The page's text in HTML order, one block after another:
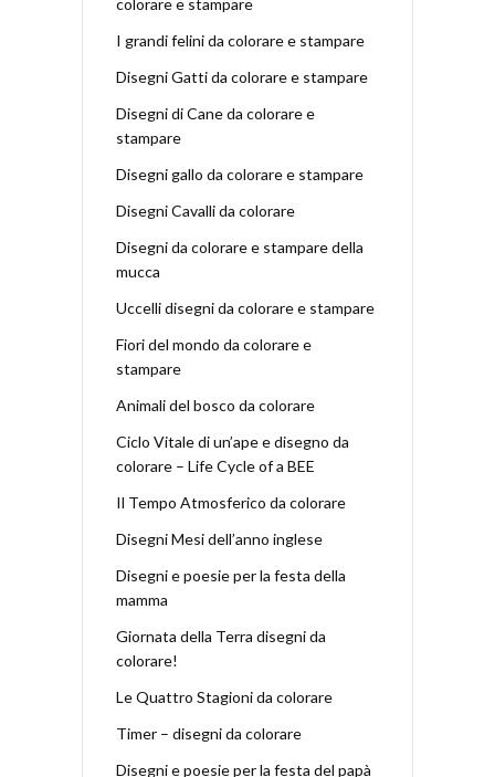
colorare e stampare
I grandi felini da colorare e stampare
Disegni Gatti da colorare e stampare
Disegni di Cane da colorare e
stampare
Disegni gallo da colorare e stampare
Disegni Cavalli da colorare
Disegni da colorare e stampare della
mucca
Uccelli disegni da colorare e stampare
Fiori del mondo da colorare e
stampare
Animali del bosco da colorare
Ciclo Vitale di un’ape e disegno da
colorare – Life Cycle of a BEE
Il Tempo Atmosferico da colorare
Disegni Mesi dell’anno inglese
Disegni e poesie per la festa della
mamma
Giornata della Terra disegni da
colorare!
Le Quattro Stagioni da colorare
Timer – disegni da colorare
Disegni e poesie per la festa del papà